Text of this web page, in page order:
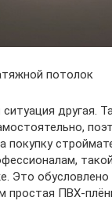
потолок
другая.
покупку
Это
простая ПВХ-